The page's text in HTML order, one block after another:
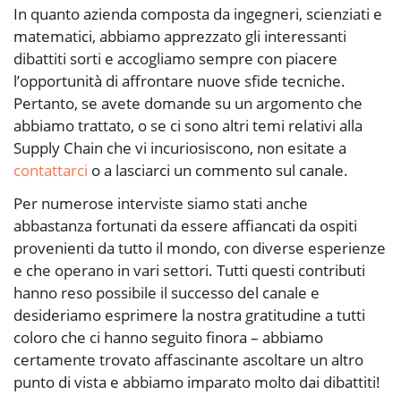
In quanto azienda composta da ingegneri, scienziati e
matematici, abbiamo apprezzato gli interessanti
dibattiti sorti e accogliamo sempre con piacere
l’opportunità di affrontare nuove sfide tecniche.
Pertanto, se avete domande su un argomento che
abbiamo trattato, o se ci sono altri temi relativi alla
Supply Chain che vi incuriosiscono, non esitate a
contattarci o a lasciarci un commento sul canale.
Per numerose interviste siamo stati anche
abbastanza fortunati da essere affiancati da ospiti
provenienti da tutto il mondo, con diverse esperienze
e che operano in vari settori. Tutti questi contributi
hanno reso possibile il successo del canale e
desideriamo esprimere la nostra gratitudine a tutti
coloro che ci hanno seguito finora – abbiamo
certamente trovato affascinante ascoltare un altro
punto di vista e abbiamo imparato molto dai dibattiti!